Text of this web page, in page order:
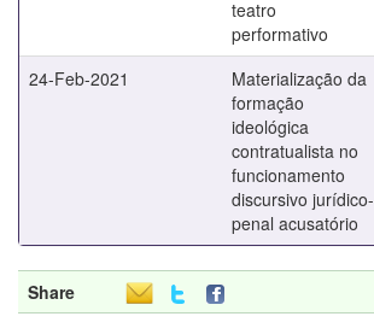
teatro
performativo
24-Feb-2021
Materialização da
formação
ideológica
contratualista no
funcionamento
discursivo jurídico-
penal acusatório
Share